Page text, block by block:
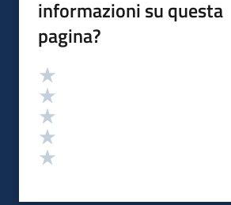
informazioni su questa
pagina?
Valutazione